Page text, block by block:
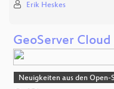
Erik Heskes
GeoServer
Neuigkeiten aus den